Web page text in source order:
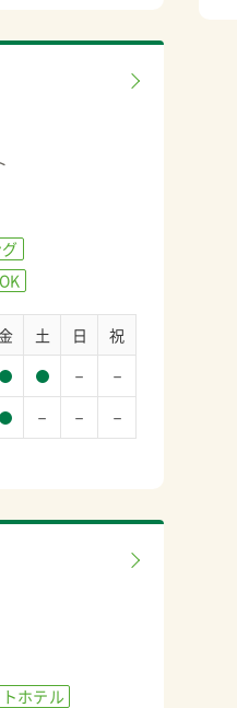
土 日
祝
－ －
－ － －
ホテル